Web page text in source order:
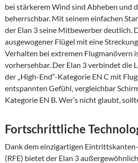
bei stärkerem Wind sind Abheben und
beherrschbar. Mit seinem einfachen
der Elan 3 seine Mitbewerber deutlich.
ausgewogener Flügel mit eine
Verhalten bei extremen Flugmanövern
vorhersehbar. Der Elan 3 verbindet die
der „High-End“-Kategorie EN C mit
entspannten Gefühl, vergleichbar
Kategorie EN B. Wer’s nicht glaubt,
Fortschrittliche
Dank dem einzigartigen
(RFE) bietet der Elan 3